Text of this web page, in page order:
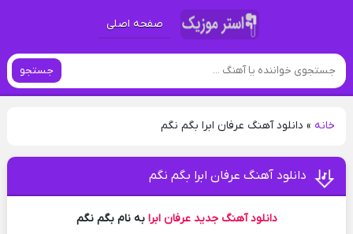
صفحه اصلی
جستجو
خانه» دانلود آهنگ عرفان ابرا بگم نگم
دانلود آهنگ عرفان ابرا بگم نگم
دانلود آهنگ جدید عرفان ابرا به نام بگم نگم